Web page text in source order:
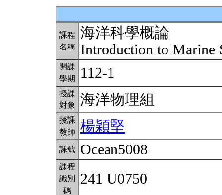
課程
名稱
海洋科學概論
Introduction to Marine
開課
學期
112-1
授課
對象
海洋物理組
授課
教師
楊穎堅
課號 Ocean5008
課程
識別
碼
241 U0750